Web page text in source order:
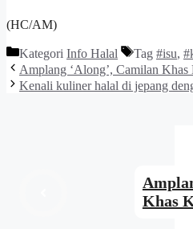
(HC/AM)
Kategori Info Halal Tag #isu,
Amplang ‘Along’, Camilan Khas
Kenali kuliner halal di jepang
Khas